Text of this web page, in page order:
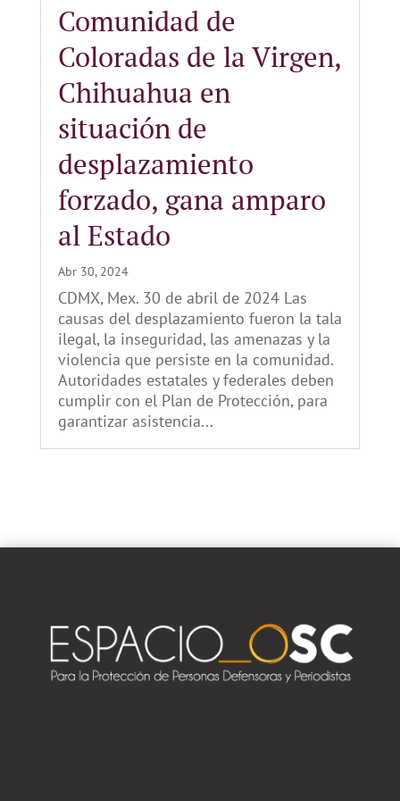
Comunidad de
Coloradas de la Virgen,
Chihuahua en
situación de
desplazamiento
forzado, gana amparo
al Estado
Abr 30, 2024
CDMX, Mex. 30 de abril de 2024 Las
causas del desplazamiento fueron la tala
ilegal, la inseguridad, las amenazas y la
violencia que persiste en la comunidad.
Autoridades estatales y federales deben
cumplir con el Plan de Protección, para
garantizar asistencia...